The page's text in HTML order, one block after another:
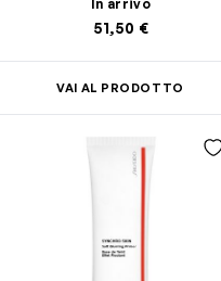
In arrivo
51,50 €
VAI AL PRODOTTO